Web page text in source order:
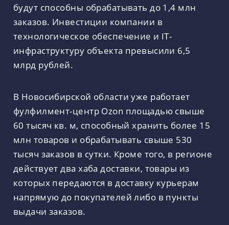
будут способны обрабатывать до 1,4 млн
заказов. Инвестиции компании в
технологическое обеспечение и IT-
инфраструктуру объекта превысили 6,5
млрд рублей.
В Новосибирской области уже работает
фулфилмент-центр Ozon площадью свыше
60 тысяч кв. м, способный хранить более 15
млн товаров и обрабатывать свыше 530
тысяч заказов в сутки. Кроме того, в регионе
действует два хаба доставки, товары из
которых передаются в доставку курьерам
напрямую до покупателей либо в пункты
выдачи заказов.